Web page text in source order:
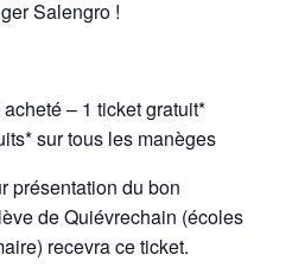
Salengro !
– 1 ticket gratuit*
sur tous les manèges
présentation du bon
de Quiévrechain (écoles
recevra ce ticket.